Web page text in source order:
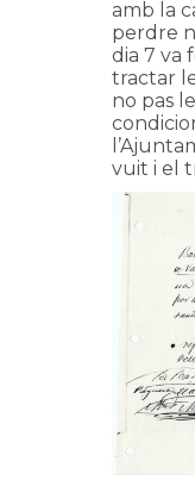
amb la
perdre
dia 7 va
tractar
no pas
vuit i el